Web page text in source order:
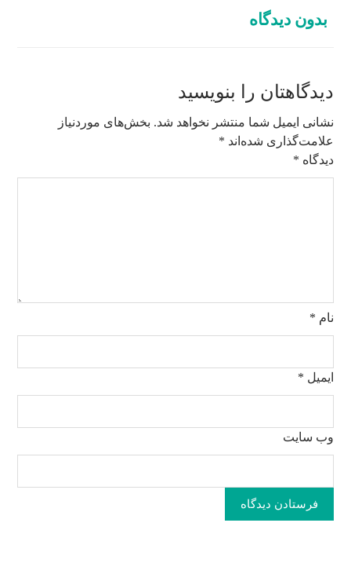
بدون دیدگاه
دیدگاهتان را بنویسید
نشانی ایمیل شما منتشر نخواهد شد. بخش‌های موردنیاز
علامت‌گذاری شده‌اند *
دیدگاه *
نام *
ایمیل *
وب‌ سایت
فرستادن دیدگاه